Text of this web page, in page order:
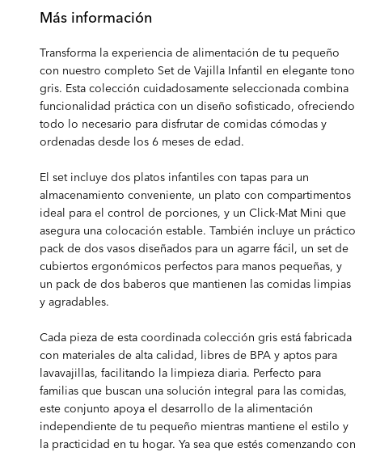
Más información
Transforma la experiencia de alimentación de tu pequeño
con nuestro completo Set de Vajilla Infantil en elegante tono
gris. Esta colección cuidadosamente seleccionada combina
funcionalidad práctica con un diseño sofisticado, ofreciendo
todo lo necesario para disfrutar de comidas cómodas y
ordenadas desde los 6 meses de edad.
El set incluye dos platos infantiles con tapas para un
almacenamiento conveniente, un plato con compartimentos
ideal para el control de porciones, y un Click-Mat Mini que
asegura una colocación estable. También incluye un práctico
pack de dos vasos diseñados para un agarre fácil, un set de
cubiertos ergonómicos perfectos para manos pequeñas, y
un pack de dos baberos que mantienen las comidas limpias
y agradables.
Cada pieza de esta coordinada colección gris está fabricada
con materiales de alta calidad, libres de BPA y aptos para
lavavajillas, facilitando la limpieza diaria. Perfecto para
familias que buscan una solución integral para las comidas,
este conjunto apoya el desarrollo de la alimentación
independiente de tu pequeño mientras mantiene el estilo y
la practicidad en tu hogar. Ya sea que estés comenzando con